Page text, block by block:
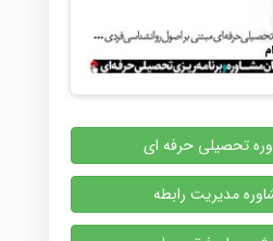
تحصیلی حرفه ای
مدیریت رابطه